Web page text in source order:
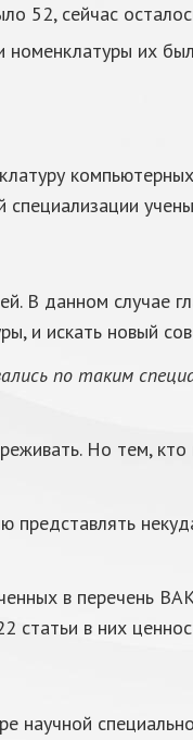
52, сейчас
номенклатуры их
В данном случае
и искать новый
по таким
Но тем,
в перечень
статьи в них